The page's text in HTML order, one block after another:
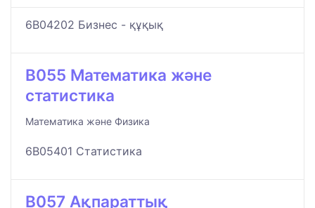
6B04202 Бизнес - құқық
B055 Математика және
статистика
Математика және Физика
6B05401 Статистика
B057 Ақпараттық